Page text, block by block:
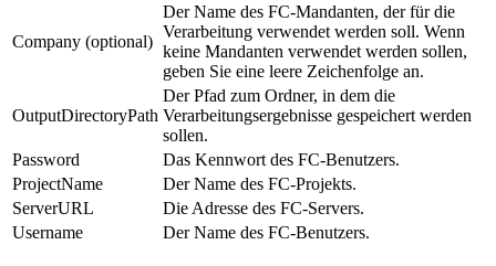
Company (optional)
Der Name des FC-Mandanten, der für die
Verarbeitung verwendet werden soll. Wenn
keine Mandanten verwendet werden sollen,
geben Sie eine leere Zeichenfolge an.
OutputDirectoryPath
Der Pfad zum Ordner, in dem die
Verarbeitungsergebnisse gespeichert werden
sollen.
Password
Das Kennwort des FC-Benutzers.
ProjectName
Der Name des FC-Projekts.
ServerURL
Die Adresse des FC-Servers.
Username
Der Name des FC-Benutzers.